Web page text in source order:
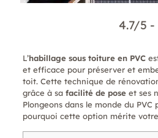
4.7/5
L’habillage sous toiture en PVC
et efficace pour préserver et
toit. Cette technique de
grâce à sa facilité de poseet ses
Plongeons dans le monde du PVC
pourquoi cette option mérite